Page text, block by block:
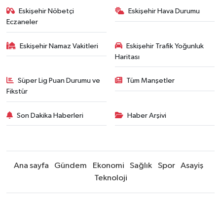
Eskişehir Nöbetçi
Eczaneler
Eskişehir Hava Durumu
Eskişehir Namaz Vakitleri
Eskişehir Trafik Yoğunluk
Haritası
Süper Lig Puan Durumu ve
Fikstür
Tüm Manşetler
Son Dakika Haberleri Haber Arşivi
Ana sayfa Gündem Ekonomi Sağlık Spor
Asayiş
Teknoloji